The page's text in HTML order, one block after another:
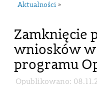
Aktualności »
Zamknięcie
wniosków w
programu
Opublikowano: